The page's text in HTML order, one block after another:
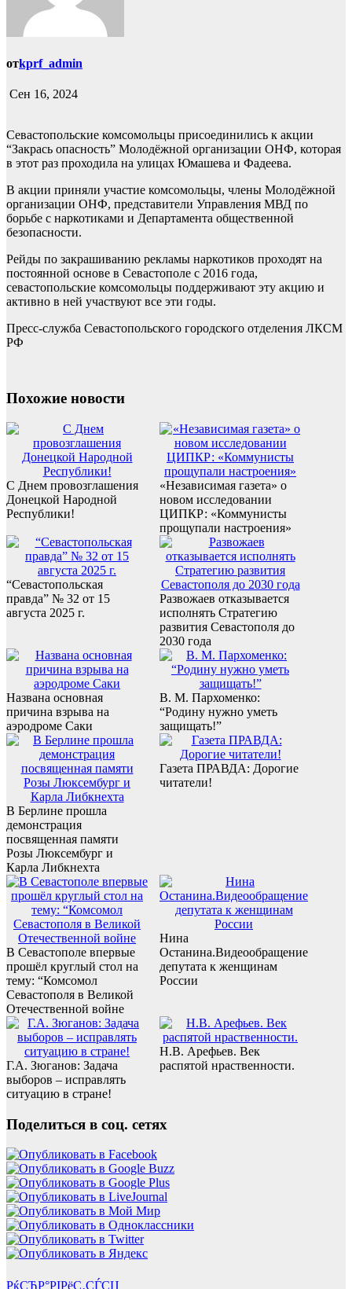
отkprf_admin
Сен 16, 2024
Севастопольские комсомольцы присоединились к акции
“Закрась опасность” Молодёжной организации ОНФ, которая
в этот раз проходила на улицах Юмашева и Фадеева.
В акции приняли участие комсомольцы, члены Молодёжной
организации ОНФ, представители Управления МВД по
борьбе с наркотиками и Департамента общественной
безопасности.
Рейды по закрашиванию рекламы наркотиков проходят на
постоянной основе в Севастополе с 2016 года,
севастопольские комсомольцы поддерживают эту акцию и
активно в ней участвуют все эти годы.
Пресс-служба Севастопольского городского отделения ЛКСМ
РФ
Похожие новости
С Днем провозглашения
Донецкой Народной
Республики!
«Независимая газета» о
новом исследовании
ЦИПКР: «Коммунисты
прощупали настроения»
“Севастопольская
правда” № 32 от 15
августа 2025 г.
Развожаев отказывается
исполнять Стратегию
развития Севастополя до
2030 года
Названа основная
причина взрыва на
аэродроме Саки
В. М. Пархоменко:
“Родину нужно уметь
защищать!”
В Берлине прошла
демонстрация
посвященная памяти
Розы Люксембург и
Карла Либкнехта
Газета ПРАВДА: Дорогие
читатели!
В Севастополе впервые
прошёл круглый стол на
тему: “Комсомол
Севастополя в Великой
Отечественной войне
Нина
Останина.Видеообращение
депутата к женщинам
России
Г.А. Зюганов: Задача
выборов – исправлять
ситуацию в стране!
Н.В. Арефьев. Век
распятой нраственности.
Поделиться в соц. сетях
РќСЂР°РІРёС‚СЃСЏ